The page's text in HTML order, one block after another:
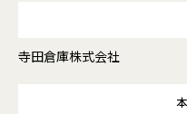
寺田倉庫株式会社